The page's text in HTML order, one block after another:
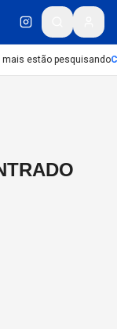
estão pesquisando